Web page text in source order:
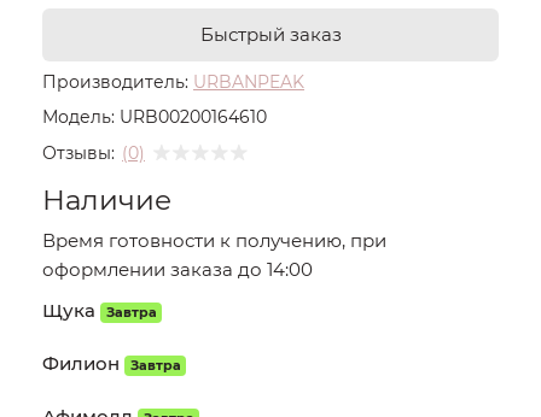
Производитель: URBANPEAK
Модель: URB00200164610
Отзывы: (0)
Быстрый заказ
Наличие
Время готовности к получению, при
оформлении заказа до 14:00
Щука
Завтра
Филион Завтра